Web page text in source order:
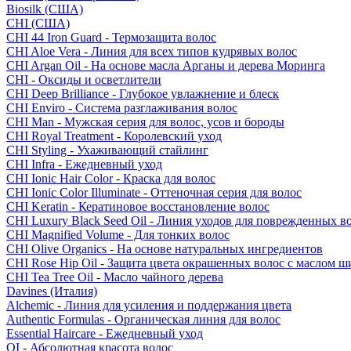
Biosilk (США)
CHI (США)
CHI 44 Iron Guard - Термозащита волос
CHI Aloe Vera - Линия для всех типов кудрявых волос
CHI Argan Oil - На основе масла Арганы и дерева Моринга
CHI - Оксиды и осветлители
CHI Deep Brilliance - Глубокое увлажнение и блеск
CHI Enviro - Система разглаживания волос
CHI Man - Мужская серия для волос, усов и бороды
CHI Royal Treatment - Королевский уход
CHI Styling - Ухаживающий стайлинг
CHI Infra - Ежедневный уход
CHI Ionic Hair Color - Краска для волос
CHI Ionic Color Illuminate - Оттеночная серия для волос
CHI Keratin - Кератиновое восстановление волос
CHI Luxury Black Seed Oil - Линия уходов для поврежденных
CHI Magnified Volume - Для тонких волос
CHI Olive Organics - На основе натуральных ингредиентов
CHI Rose Hip Oil - Защита цвета окрашенных волос с маслом
CHI Tea Tree Oil - Масло чайного дерева
Davines (Италия)
Alchemic - Линия для усиления и поддержания цвета
Authentic Formulas - Органическая линия для волос
Essential Haircare - Eжедневный уход
OI - Абсолютная красота волос